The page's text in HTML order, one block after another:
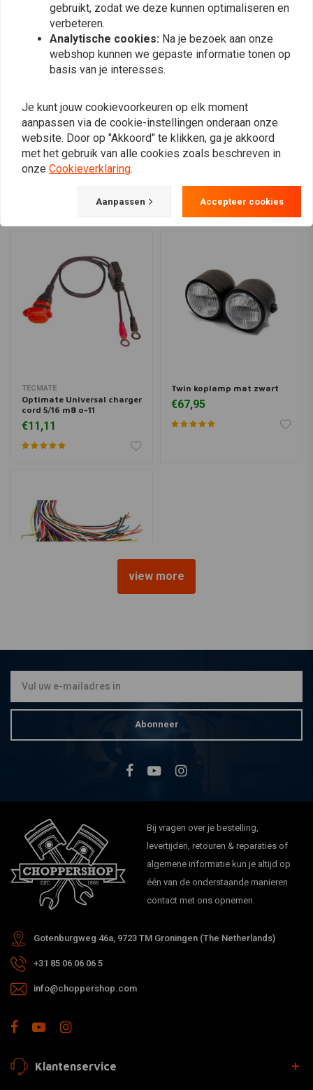
Oliedrukschakelaar
Softail / Dyna / FLHR
VANCE & HINES
Fuelpak FPX | (Kies
TECMATE
Optimate Universal charger
cord 5/16 m8 o-11
€11,11
Twin koplamp mat zwart
€67,95
€39,94
view more
Abonneer
Bij vragen over je bestelling,
levertijden, retouren & reparaties of
algemene informatie kun je altijd op
één van de onderstaande manieren
contact met ons opnemen.
Gotenburgweg 46a, 9723 TM Groningen (The Netherlands)
+31 85 06 06 06 5
info@choppershop.com
Klantenservice
gebruikt, zodat we deze kunnen optimaliseren en
verbeteren.
Analytische cookies: Na je bezoek aan onze
webshop kunnen we gepaste informatie tonen op
basis van je interesses.
Je kunt jouw cookievoorkeuren op elk moment
aanpassen via de cookie-instellingen onderaan onze
website. Door op "Akkoord" te klikken, ga je akkoord
met het gebruik van alle cookies zoals beschreven in
onze Cookieverklaring.
Aanpassen Accepteer cookies